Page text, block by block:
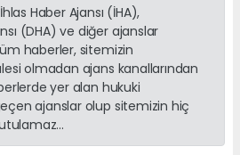
Haber Ajansı (İHA),
(DHA) ve diğer ajanslar
haberler, sitemizin
olmadan ajans kanallarından
yer alan hukuki
ajanslar olup sitemizin hiç